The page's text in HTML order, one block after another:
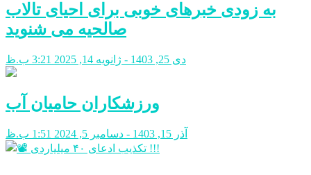
به زودی خبرهای خوبی برای احیای تالاب
صالحیه می شنوید
دی 25, 1403 - ژانویه 14, 2025 3:21 ب.ظ
ورزشکاران حامیان آب
آذر 15, 1403 - دسامبر 5, 2024 1:51 ب.ظ